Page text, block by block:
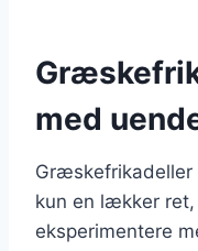
med
Græskefrikadeller
kun en lækker
eksperimentere